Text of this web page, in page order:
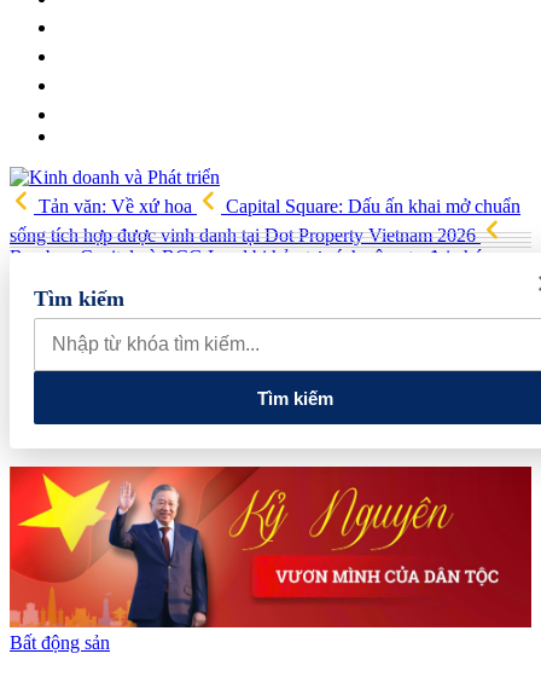
Tản văn: Về xứ hoa
Capital Square: Dấu ấn khai mở chuẩn
sống tích hợp được vinh danh tại Dot Property Vietnam 2026
Bamboo Capital và BCG Land bị hủy tư cách công ty đại chúng,
quyền lợi cổ đông ra sao?
dự án Khu Nhà ở xã hội Phú Minh gần 400 tỷ đồng
Gia đình
Chủ tịch DIC Corp tiếp tục bị bán giải chấp hơn 8 triệu cổ phiếu,
doanh nghiệp mới hoàn thành khoảng 1/4 kế hoạch năm
Tìm kiếm
Tìm kiếm
Bất động sản